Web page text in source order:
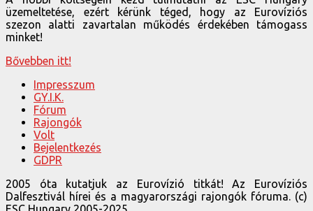
üzemeltetése, ezért kérünk téged, hogy az Eurovíziós
szezon alatti zavartalan működés érdekében támogass
minket!
Bővebben itt!
Impresszum
GY.I.K.
Fórum
Rajongók
Volt
Bejelentkezés
GDPR
2005 óta kutatjuk az Eurovízió titkát! Az Eurovíziós
Dalfesztivál hírei és a magyarországi rajongók fóruma. (c)